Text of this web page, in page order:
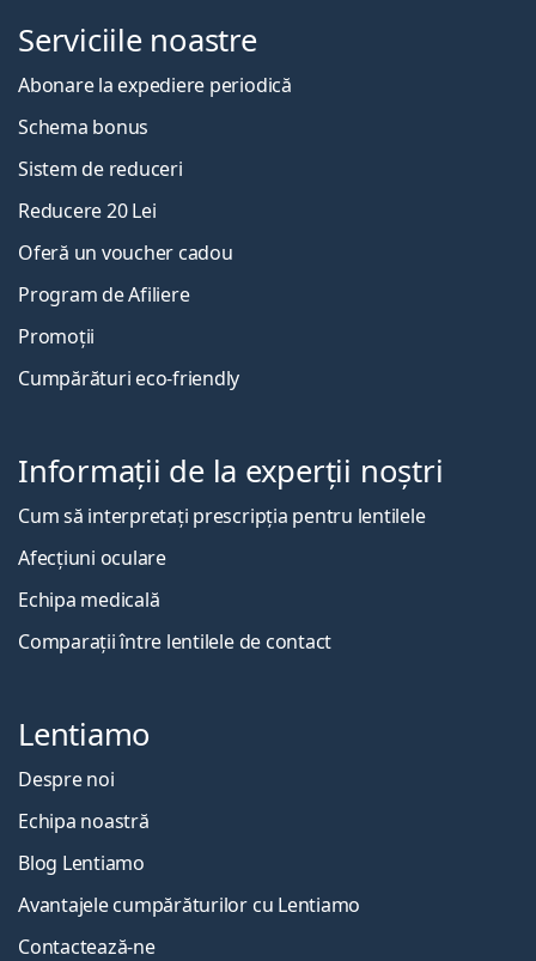
Serviciile noastre
Abonare la expediere periodică
Schema bonus
Sistem de reduceri
Reducere 20 Lei
Oferă un voucher cadou
Program de Afiliere
Promoții
Cumpărături eco-friendly
Informații de la experții noștri
Cum să interpretați prescripția pentru lentilele
Afecțiuni oculare
Echipa medicală
Comparații între lentilele de contact
Lentiamo
Despre noi
Echipa noastră
Blog Lentiamo
Avantajele cumpărăturilor cu Lentiamo
Contactează-ne